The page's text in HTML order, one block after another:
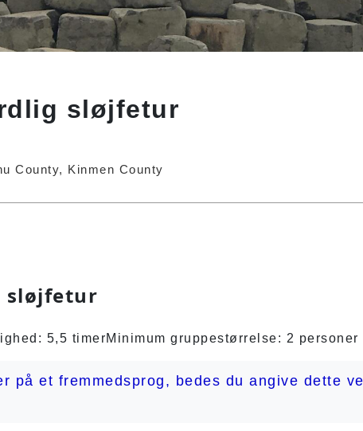
sløjfetur
County, Kinmen County
sløjfetur
5,5 timerMinimum gruppestørrelse: 2 personer
på et fremmedsprog, bedes du angive dette